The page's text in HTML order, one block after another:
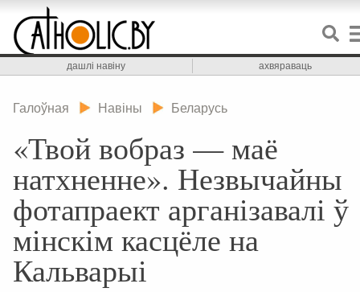
дашлі навіну ахвяраваць
Галоўная Навіны Беларусь
«Твой вобраз — маё
натхненне». Незвычайны
фотапраект арганізавалі ў
мінскім касцёле на
Кальварыі